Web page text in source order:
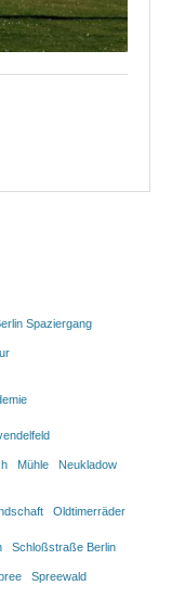
Spaziergang
Mühle Neukladow
Oldtimerräder
Schloßstraße Berlin
Spreewald